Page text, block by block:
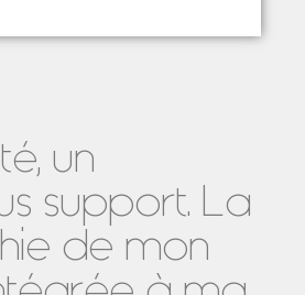
un
support. La
de mon